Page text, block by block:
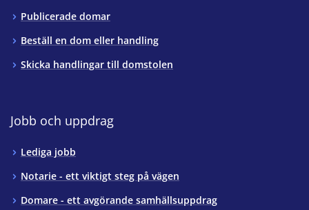
Publicerade domar
Beställ en dom eller handling
Skicka handlingar till domstolen
Jobb och uppdrag
Lediga jobb
Notarie - ett viktigt steg på vägen
Domare - ett avgörande samhällsuppdrag